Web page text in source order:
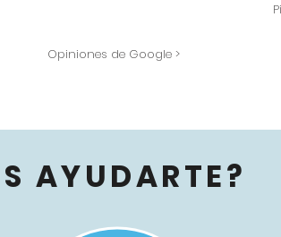
Opiniones de Google >
AYUDARTE?